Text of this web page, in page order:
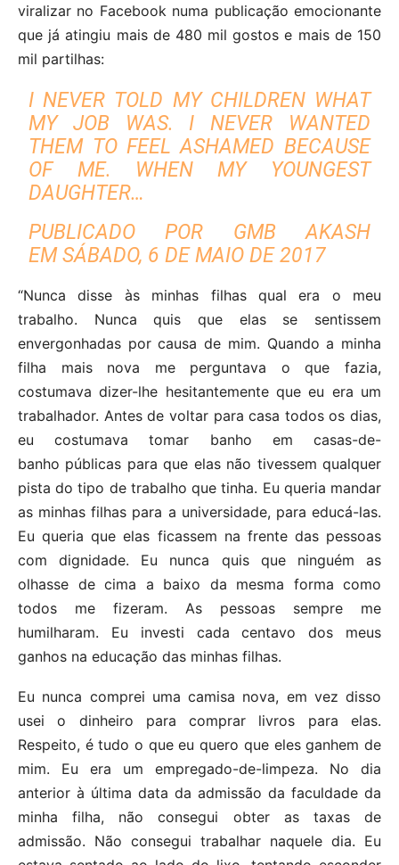
viralizar no Facebook numa publicação emocionante
que já atingiu mais de 480 mil gostos e mais de 150
mil partilhas:
I NEVER TOLD MY CHILDREN WHAT
MY JOB WAS. I NEVER WANTED
THEM TO FEEL ASHAMED BECAUSE
OF ME. WHEN MY YOUNGEST
DAUGHTER…
PUBLICADO POR GMB AKASH
EMSÁBADO, 6 DE MAIO DE 2017
“Nunca disse às minhas filhas qual era o meu
trabalho. Nunca quis que elas se sentissem
envergonhadas por causa de mim. Quando a minha
filha mais nova me perguntava o que fazia,
costumava dizer-lhe hesitantemente que eu era um
trabalhador. Antes de voltar para casa todos os dias,
eu costumava tomar banho em casas-de-
banho públicas para que elas não tivessem qualquer
pista do tipo de trabalho que tinha. Eu queria mandar
as minhas filhas para a universidade, para educá-las.
Eu queria que elas ficassem na frente das pessoas
com dignidade. Eu nunca quis que ninguém as
olhasse de cima a baixo da mesma forma como
todos me fizeram. As pessoas sempre me
humilharam. Eu investi cada centavo dos meus
ganhos na educação das minhas filhas.
Eu nunca comprei uma camisa nova, em vez disso
usei o dinheiro para comprar livros para elas.
Respeito, é tudo o que eu quero que eles ganhem de
mim. Eu era um empregado-de-limpeza. No dia
anterior à última data da admissão da faculdade da
minha filha, não consegui obter as taxas de
admissão. Não consegui trabalhar naquele dia. Eu